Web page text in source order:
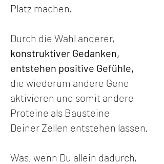
Platz machen.
Durch die Wahl anderer,
konstruktiver Gedanken,
entstehen positive Gefühle,
die wiederum andere Gene
aktivieren und somit andere
Proteine als Bausteine
Deiner Zellen entstehen lassen.
Was, wenn Du allein dadurch,